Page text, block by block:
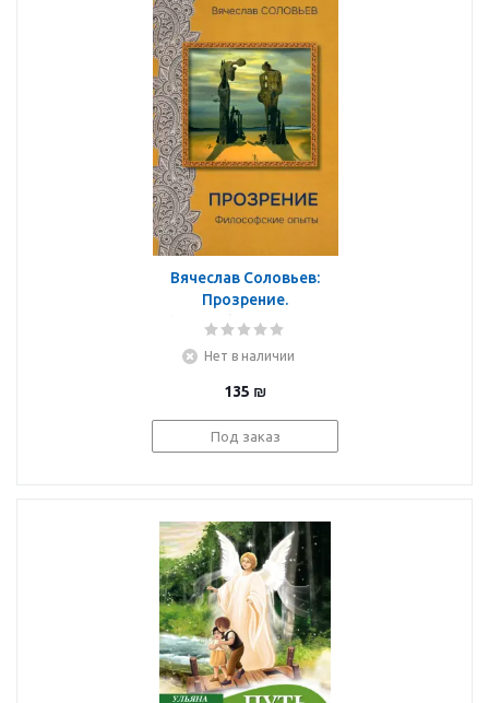
Вячеслав Соловьев:
Прозрение.
Философские опыты
Нет в наличии
135 ₪
Под заказ